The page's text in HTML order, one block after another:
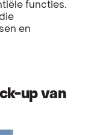
functies.
en
up van